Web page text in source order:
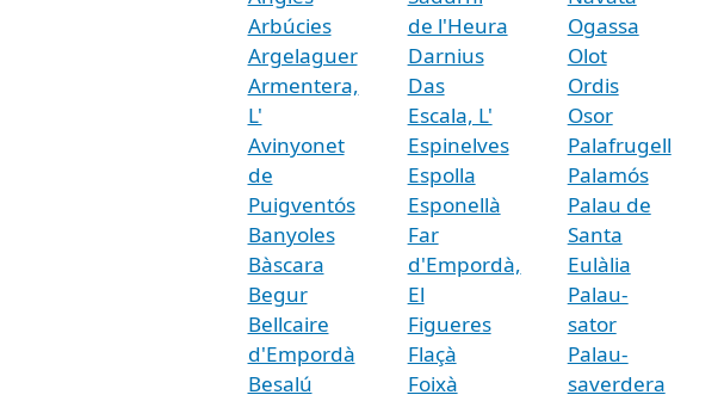
Arbúcies
Argelaguer
Armentera,
L'
Avinyonet
de
Puigventós
Banyoles
Bàscara
Begur
Bellcaire
d'Empordà
Besalú
de l'Heura
Darnius
Das
Escala, L'
Espinelves
Espolla
Esponellà
Far
d'Empordà,
El
Figueres
Flaçà
Foixà
Ogassa
Olot
Ordis
Osor
Palafrugell
Palamós
Palau de
Santa
Eulàlia
Palau-
sator
Palau-
saverdera